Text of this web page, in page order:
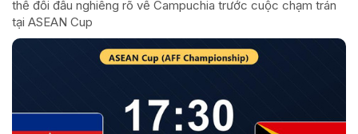
thế đối đầu nghiêng rõ về Campuchia trước cuộc chạm trán
tại ASEAN Cup